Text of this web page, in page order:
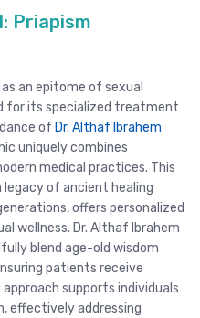
Priapism
an epitome of sexual
for its specialized treatment
of Dr. Althaf Ibrahem
uniquely combines
medical practices. This
of ancient healing
offers personalized
wellness. Dr. Althaf Ibrahem
blend age-old wisdom
patients receive
supports individuals
effectively addressing